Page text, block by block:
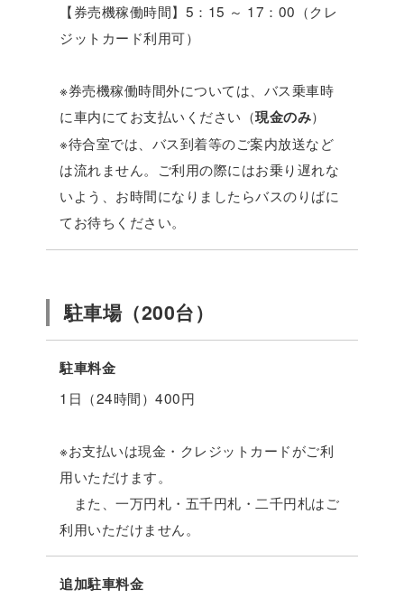
【券売機稼働時間】5：15 ～ 17：00（クレ
ジットカード利用可）
※券売機稼働時間外については、バス乗車時
に車内にてお支払いください（現金のみ）
※待合室では、バス到着等のご案内放送など
は流れません。ご利用の際にはお乗り遅れな
いよう、お時間になりましたらバスのりばに
てお待ちください。
駐車場（200台）
駐車料金
1日（24時間）400円
※お支払いは現金・クレジットカードがご利
用いただけます。
また、一万円札・五千円札・二千円札はご
利用いただけません。
追加駐車料金